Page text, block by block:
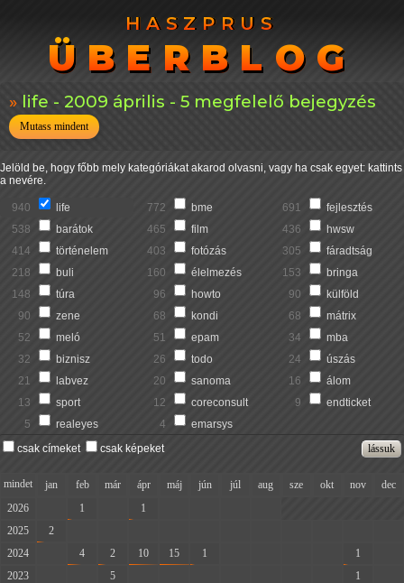
HASZPRUS
ÜBERBLOG
HASZPRUS
ÜBERBLOG
life - 2009 április - 5 megfelelő bejegyzés
Mutass mindent
Jelöld be, hogy főbb mely kategóriákat akarod olvasni, vagy ha csak egyet: kattints
a nevére.
940 life 772 bme 691
fejlesztés
538
barátok 465 film 436
hwsw
414
történelem 403 fotózás 305
fáradtság
218
buli 160 élelmezés 153
bringa
148
túra 96 howto 90
külföld
90
zene 68 kondi 68
mátrix
52
meló 51 epam 34
mba
32
biznisz 26 todo 24
úszás
21
labvez 20 sanoma 16
álom
13
sport 12 coreconsult 9
endticket
5
realeyes 4
emarsys
csak címeket
csak képeket
mindet jan feb már ápr máj jún júl aug sze okt nov
dec
2026
1 1
2025
2
2024
4 2 10 15 1 1
2023
5 1